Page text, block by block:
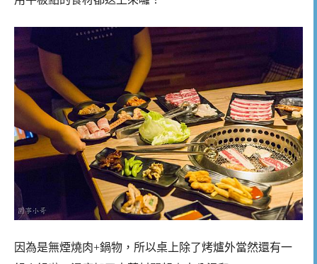
因為是無煙燒肉+鍋物，所以桌上除了烤爐外當然還有一